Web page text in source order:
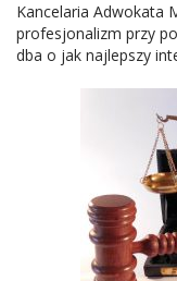
Kancelaria Adwokata
profesjonalizm przy
dba o jak najlepszy